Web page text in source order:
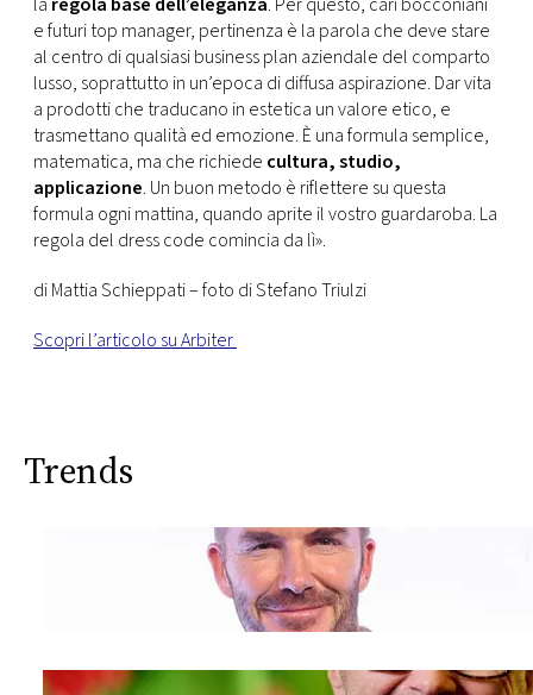
e futuri top manager, pertinenza è la parola che deve stare
al centro di qualsiasi business plan aziendale del comparto
lusso, soprattutto in un’epoca di diffusa aspirazione. Dar vita
a prodotti che traducano in estetica un valore etico, e
trasmettano qualità ed emozione. È una formula semplice,
matematica, ma che richiede cultura, studio,
applicazione. Un buon metodo è riflettere su questa
formula ogni mattina, quando aprite il vostro guardaroba. La
regola del dress code comincia da lì».
di Mattia Schieppati – foto di Stefano Triulzi
Scopri l’articolo su Arbiter
Trends